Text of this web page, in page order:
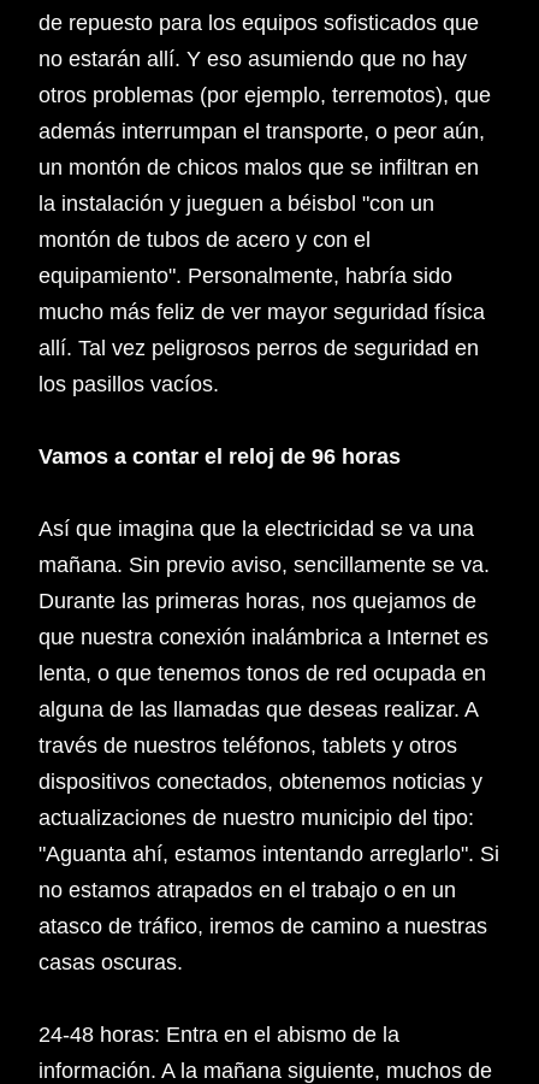
de repuesto para los equipos sofisticados que
no estarán allí. Y eso asumiendo que no hay
otros problemas (por ejemplo, terremotos), que
además interrumpan el transporte, o peor aún,
un montón de chicos malos que se infiltran en
la instalación y jueguen a béisbol "con un
montón de tubos de acero y con el
equipamiento". Personalmente, habría sido
mucho más feliz de ver mayor seguridad física
allí. Tal vez peligrosos perros de seguridad en
los pasillos vacíos.
Vamos a contar el reloj de 96 horas
Así que imagina que la electricidad se va una
mañana. Sin previo aviso, sencillamente se va.
Durante las primeras horas, nos quejamos de
que nuestra conexión inalámbrica a Internet es
lenta, o que tenemos tonos de red ocupada en
alguna de las llamadas que deseas realizar. A
través de nuestros teléfonos, tablets y otros
dispositivos conectados, obtenemos noticias y
actualizaciones de nuestro municipio del tipo:
"Aguanta ahí, estamos intentando arreglarlo". Si
no estamos atrapados en el trabajo o en un
atasco de tráfico, iremos de camino a nuestras
casas oscuras.
24-48 horas: Entra en el abismo de la
información. A la mañana siguiente, muchos de